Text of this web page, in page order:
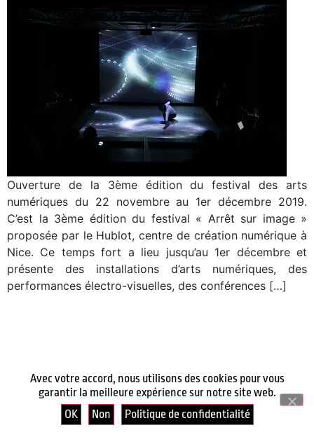
Ouverture de la 3ème édition du festival des arts
numériques du 22 novembre au 1er décembre 2019.
C’est la 3ème édition du festival « Arrêt sur image »
proposée par le Hublot, centre de création numérique à
Nice. Ce temps fort a lieu jusqu’au 1er décembre et
présente des installations d’arts numériques, des
performances électro-visuelles, des conférences […]
Avec votre accord, nous utilisons des cookies pour vous
garantir la meilleure expérience sur notre site web.
OK
Non Politique de confidentialité